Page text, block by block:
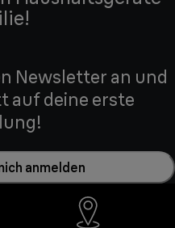
Newsletter an und
auf deine erste
anmelden